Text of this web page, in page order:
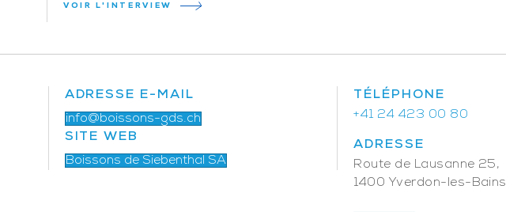
VOIR L'INTERVIEW
ADRESSE E-MAIL
info@boissons-gds.ch
SITE WEB
Boissons de Siebenthal SA
TÉLÉPHONE
+41 24 423 00 80
ADRESSE
Route de Lausanne 25,
1400 Yverdon-les-Bains